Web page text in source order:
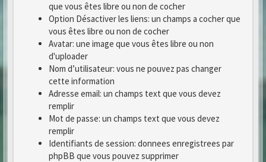
que vous êtes libre ou non de cocher
Option Désactiver les liens: un champs a cocher que
vous êtes libre ou non de cocher
Avatar: une image que vous êtes libre ou non
d'uploader
Nom d’utilisateur: vous ne pouvez pas changer
cette information
Adresse email: un champs text que vous devez
remplir
Mot de passe: un champs text que vous devez
remplir
Identifiants de session: donnees enregistrees par
phpBB que vous pouvez supprimer